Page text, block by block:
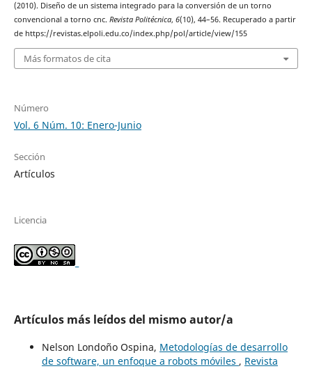
(2010). Diseño de un sistema integrado para la conversión de un torno
convencional a torno cnc. Revista Politécnica, 6(10), 44–56. Recuperado a partir
de https://revistas.elpoli.edu.co/index.php/pol/article/view/155
Más formatos de cita
Número
Vol. 6 Núm. 10: Enero-Junio
Sección
Artículos
Licencia
_
Artículos más leídos del mismo autor/a
Nelson Londoño Ospina, Metodologías de desarrollo
de software, un enfoque a robots móviles , Revista